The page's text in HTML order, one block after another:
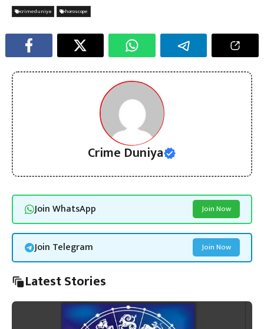
crimeduniya horoscope
Crime Duniya
Join WhatsApp Join Now
Join Telegram Join Now
Latest Stories